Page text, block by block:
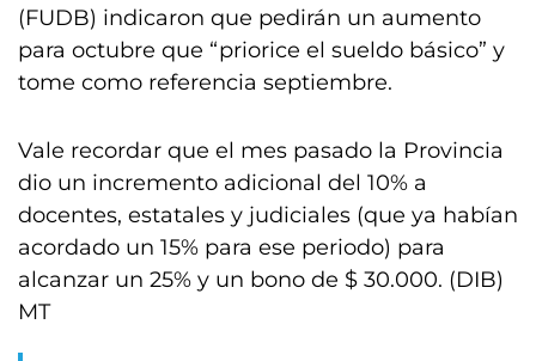
(FUDB) indicaron que pedirán un aumento
para octubre que “priorice el sueldo básico” y
tome como referencia septiembre.
Vale recordar que el mes pasado la Provincia
dio un incremento adicional del 10% a
docentes, estatales y judiciales (que ya habían
acordado un 15% para ese periodo) para
alcanzar un 25% y un bono de $ 30.000. (DIB)
MT